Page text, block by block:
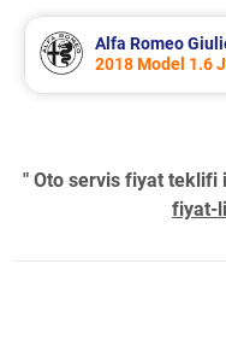
Alfa Romeo
2018 Model 1.6
" Oto servis fiyat teklifi
fiyat-